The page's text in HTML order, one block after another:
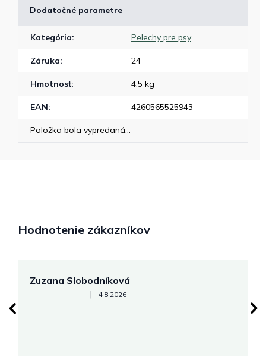
Dodatočné parametre
Kategória: Pelechy pre psy
Záruka: 24
Hmotnosť: 4.5 kg
EAN: 4260565525943
Položka bola vypredaná…
Hodnotenie zákazníkov
Zuzana Slobodníková
Hodnotenie obchodu je 5 z 5 hviezdičiek.
| 4.8.2026